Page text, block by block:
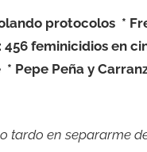
protocolos *
456 feminicidios en
* Pepe Peña y
tardo ensepararme